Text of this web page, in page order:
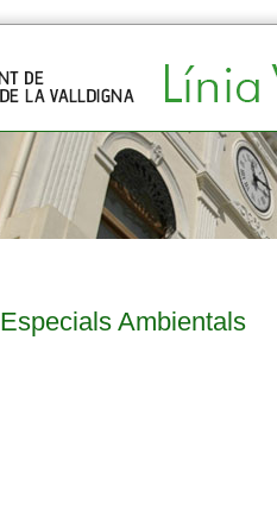
Especials Ambientals